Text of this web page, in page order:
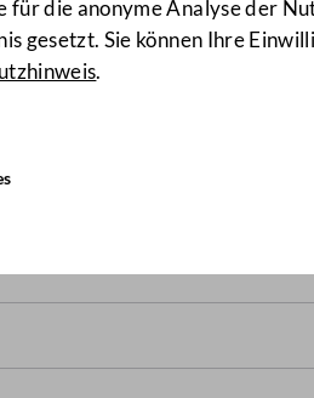
für die anonyme Analyse der
gesetzt. Sie können Ihre
.